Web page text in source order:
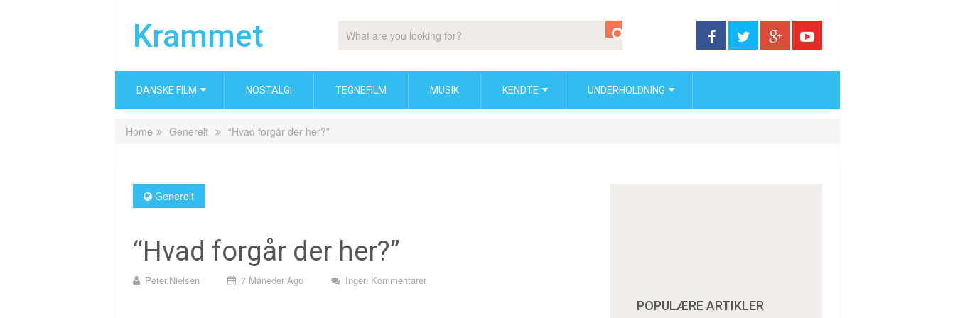
Krammet
DANSKE FILM NOSTALGI TEGNEFILM MUSIK KENDTE UNDERHOLDNING
Home Generelt “Hvad forgår der her?”
Generelt
“Hvad forgår der her?”
Peter.nielsen 7 Måneder Ago Ingen Kommentarer
POPULÆRE ARTIKLER